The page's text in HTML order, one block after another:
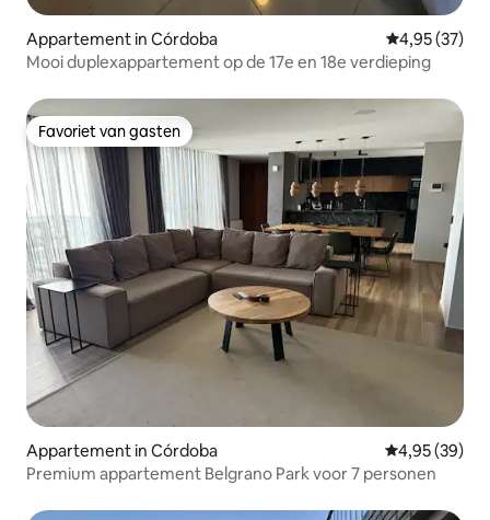
Appartement in Córdoba Gemiddelde
4,95 (37)
Mooi duplexappartement op de 17e en 18e verdieping
Favoriet van gasten
Favoriet van gasten
Appartement in Córdoba Gemiddelde
4,95 (39)
Premium appartement Belgrano Park voor 7 personen